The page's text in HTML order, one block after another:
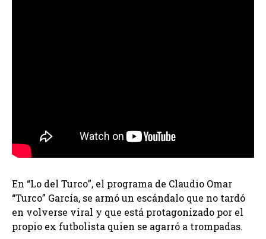
En “Lo del Turco”, el programa de Claudio Omar
“Turco” García, se armó un escándalo que no tardó
en volverse viral y que está protagonizado por el
propio ex futbolista quien se agarró a trompadas.